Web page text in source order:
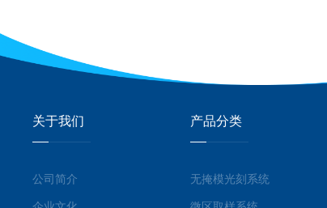
关于我们
公司简介
产品分类
无掩模光刻系统